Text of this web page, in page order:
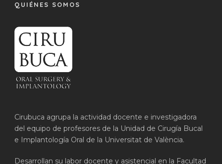
QUIÉNES SOMOS
Cirubuca agrupa la actividad docente e investigadora
del equipo de profesores de la Unidad de Cirugía Bucal
e Implantología Oral de la Universitat de València.
Desarrollan su labor docente y asistencial en la Facultad